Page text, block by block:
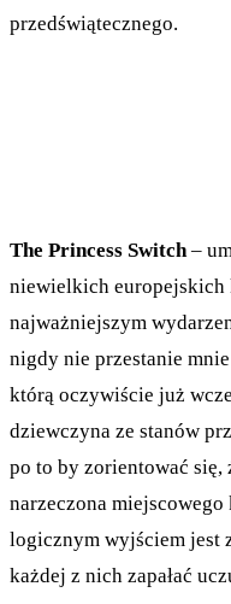
przedświątecznego.
The Princess Switch–
niewielkich
najważniejszym
nigdy nie przestanie
którą oczywiście już
dziewczyna ze stanów
po to by zorientować
narzeczona
logicznym wyjściem jest
każdej z nich zapałać